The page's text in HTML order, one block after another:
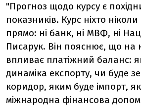
"Прогноз щодо курсу є
показників. Курс ніхто
прямо: ні банк, ні МВФ, ні
Писарук. Він пояснює, що на
впливає платіжний баланс:
динаміка експорту, чи буде
коридор, яким буде імпорт,
міжнародна фінансова